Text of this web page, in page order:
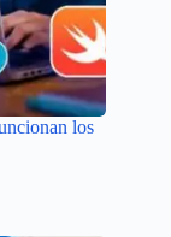
los